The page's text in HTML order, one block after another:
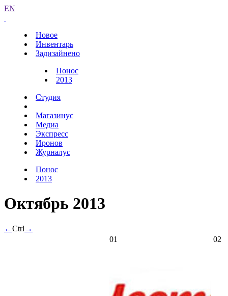
EN
Новое
Инвентарь
Задизайнено
Понос
2013
Студия
Магазинус
Медиа
Экспресс
Иронов
Журналус
Понос
2013
Октябрь 2013
←Ctrl →
01
02